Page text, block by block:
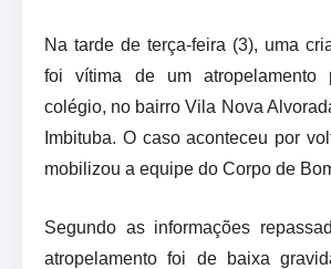
Na tarde de terça-feira (3), uma
foi vítima de um atropelamento
colégio, no bairro Vila Nova
Imbituba. O caso aconteceu por
mobilizou a equipe do Corpo de
Segundo as informações
atropelamento foi de baixa